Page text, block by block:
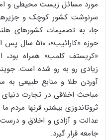
مورد مسائل زیست محیطی و
سرنوشت کشور کوچک و
جا، به تصمیمات کشورهای
حوزه
«کریستف کلمب» همراه
زیادی رو به رو شده است.
آوردن طلا و منابع طبیعی به
مباحث اخلاقی در تجارت
ثروت‏اندوزی بیشتر، قرن‏ها مردم
عدالت و آزادی و اخلاق و
جامعه قرار گیرد.